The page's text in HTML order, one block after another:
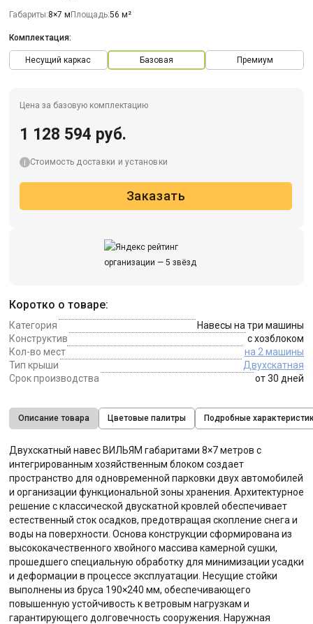
Габариты:8×7 м Площадь:56 м²
Комплектация:
Несущий каркас Базовая Премиум
Коротко о товаре:
Категория
Навесы на три машины
Конструктив
с хозблоком
Кол-во мест
на 2 машины
Тип крыши
Двухскатная
Срок производства
от 30 дней
Цена за базовую комплектацию
1 128 594 руб.
Стоимость доставки и установки
Заказать
Описание товара Цветовые палитры Подробные
Двухскатный навес ВИЛЬЯМ габаритами 8×7 метров с
интегрированным хозяйственным блоком создает
пространство для одновременной парковки двух автомобилей
и организации функциональной зоны хранения. Архитектурное
решение с классической двускатной кровлей обеспечивает
естественный сток осадков, предотвращая скопление снега и
воды на поверхности. Основа конструкции сформирована из
высококачественного хвойного массива камерной сушки,
прошедшего специальную обработку для минимизации усадки
и деформации в процессе эксплуатации. Несущие стойки
выполнены из бруса 190×240 мм, обеспечивающего
повышенную устойчивость к ветровым нагрузкам и
гарантирующего долговечность сооружения. Наружная